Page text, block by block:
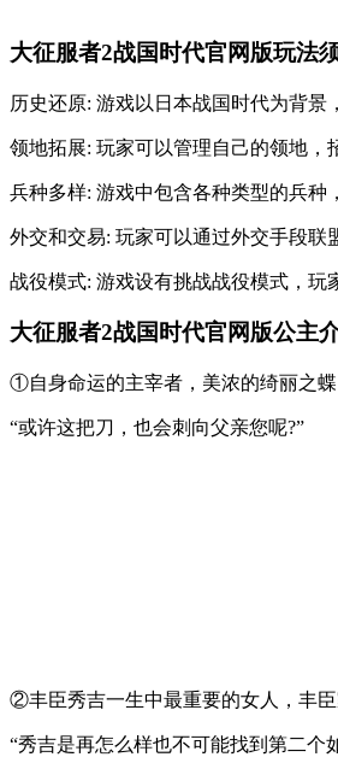
大征服者2战国时代官网版玩法
历史还原: 游戏以日本战国时代为背景
领地拓展: 玩家可以管理自己的领地，
兵种多样: 游戏中包含各种类型的兵种
外交和交易: 玩家可以通过外交手段联
战役模式: 游戏设有挑战战役模式，玩
大征服者2战国时代官网版公主
①自身命运的主宰者，美浓的绮丽之
“或许这把刀，也会刺向父亲您呢?”
②丰臣秀吉一生中最重要的女人，丰
“秀吉是再怎么样也不可能找到第二个